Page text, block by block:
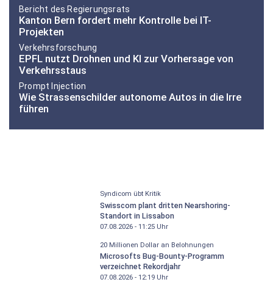
Bericht des Regierungsrats
Kanton Bern fordert mehr Kontrolle bei IT-
Projekten
Verkehrsforschung
EPFL nutzt Drohnen und KI zur Vorhersage von
Verkehrsstaus
Prompt Injection
Wie Strassenschilder autonome Autos in die Irre
führen
Syndicom übt Kritik
Swisscom plant dritten Nearshoring-
Standort in Lissabon
07.08.2026 - 11:25Uhr
20 Millionen Dollar an Belohnungen
Microsofts Bug-Bounty-Programm
verzeichnet Rekordjahr
07.08.2026 - 12:19Uhr